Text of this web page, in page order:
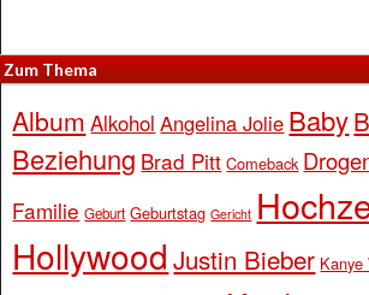
Zum Thema
Album Alkohol Angelina Jolie Baby
Beziehung Brad Pitt Comeback
Familie Geburt Geburtstag Gericht
Hollywood Justin Bieber Kanye